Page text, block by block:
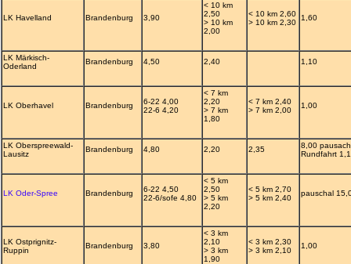
LK Havelland Brandenburg 3,90
< 10 km
2,50
> 10 km
2,00
< 10 km 2,60
> 10 km 2,30
1,60
LK Märkisch-
Oderland
Brandenburg 4,50 2,40 1,10
LK Oberhavel Brandenburg
6-22 4,00
22-6 4,20
< 7 km
2,20
> 7 km
1,80
< 7 km 2,40
> 7 km 2,00
1,00
LK Oberspreewald-
Lausitz
Brandenburg 4,80 2,20 2,35
8,00
Rundfahrt
LK Oder-Spree Brandenburg
6-22 4,50
22-6/sofe 4,80
< 5 km
2,50
> 5 km
2,20
< 5 km 2,70
> 5 km 2,40
pauschal
LK Ostprignitz-
Ruppin
Brandenburg 3,80
< 3 km
2,10
> 3 km
1,90
< 3 km 2,30
> 3 km 2,10
1,00